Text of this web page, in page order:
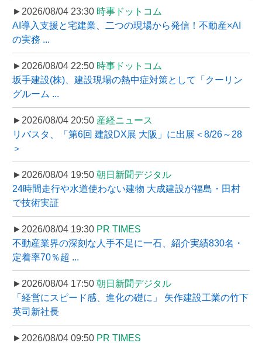
►2026/08/04 23:30 時事ドットコム
AI導入支援と宅建業、二つの現場から発信！不動産×AI
の実務 ...
►2026/08/04 22:50 時事ドットコム
坂手建設(株)、建設現場の熱中症対策として「クーリン
グルーム ...
►2026/08/04 20:50 産経ニュース
リバスタ、「第6回 建設DX展 大阪」に出展＜8/26～28
＞
►2026/08/04 19:50 朝日新聞デジタル
24時間走行や水道使わない建物 大成建設が福島・田村
で技術実証
►2026/08/04 19:30 PR TIMES
不動産業界の深刻な人手不足に一石、紹介実績830名・
定着率70％超 ...
►2026/08/04 17:50 朝日新聞デジタル
「経営にスピード感、進化の礎に」 矢作建設工業の竹下
英司新社長
►2026/08/04 09:50 PR TIMES